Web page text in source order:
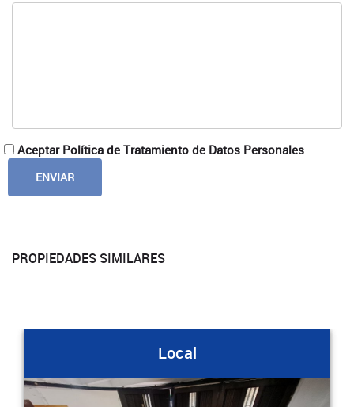
Aceptar Política de Tratamiento de Datos Personales
PROPIEDADES SIMILARES
Local